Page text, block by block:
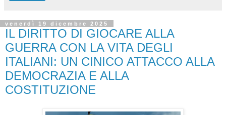
venerdì 19 dicembre 2025
IL DIRITTO DI GIOCARE ALLA
GUERRA CON LA VITA DEGLI
ITALIANI: UN CINICO ATTACCO ALLA
DEMOCRAZIA E ALLA
COSTITUZIONE